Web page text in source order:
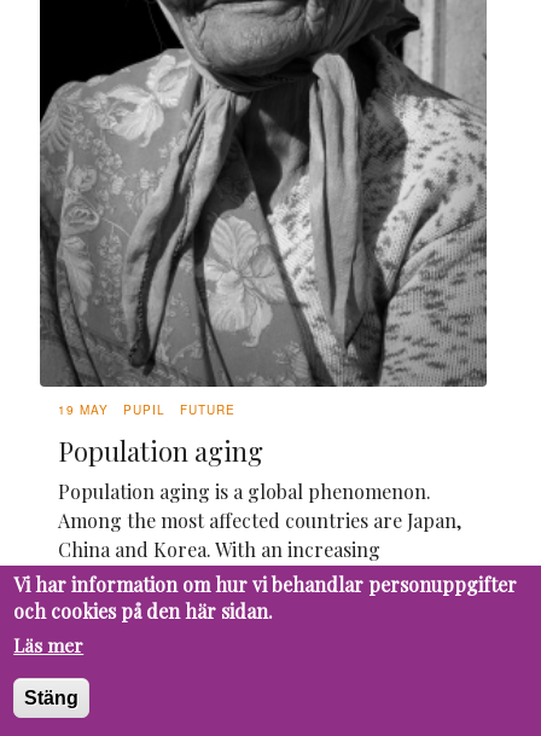
19 MAY PUPIL FUTURE
Population aging
Population aging is a global phenomenon.
Among the most affected countries are Japan,
China and Korea. With an increasing
proportion of elderly people in the
population, it is essential to understand the
causes and challenges that this demographic
Vi har information om hur vi behandlar personuppgifter
och cookies på den här sidan.
Läs mer
Stäng